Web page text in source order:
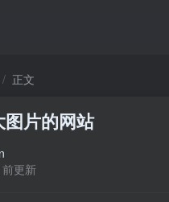
正文
片的网站
更新